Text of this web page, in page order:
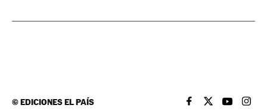
©EDICIONES EL PAÍS EL PAÍS BRASIL EN
EL PAÍSEL PAÍS
EL